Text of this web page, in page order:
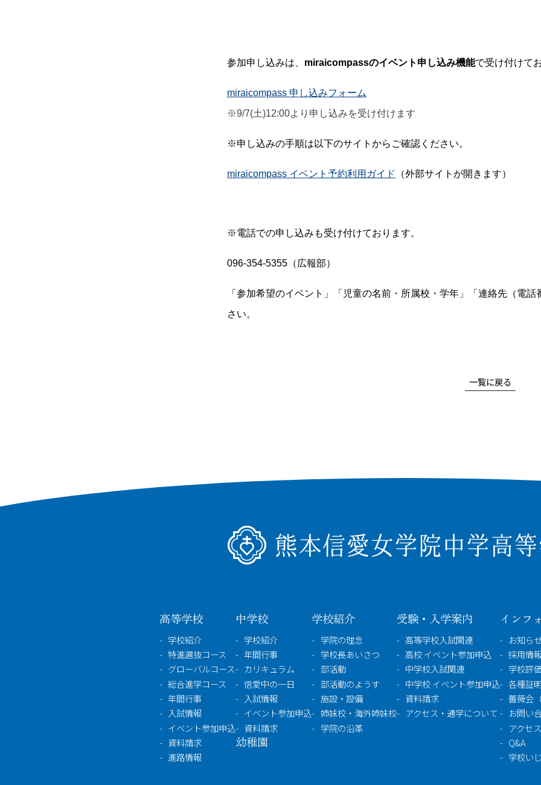
参加申し込みは、 miraicompassのイベント申し込み機能で受け付けて
miraicompass 申し込みフォーム
※9/7(土)12:00より申し込みを受け付けます
※申し込みの手順は以下のサイトからご確認ください。
miraicompass イベント予約利用ガイド （外部サイトが開きます）
※電話での申し込みも受け付けております。
096-354-5355（広報部）
「参加希望のイベント」「児童の名前・所属校・学年」「連絡先（電
さい。
一覧に戻る
高等学校
学校紹介
特進選抜コース
グローバルコース
総合進学コース
年間行事
入試情報
イベント参加申込
資料請求
進路情報
中学校
学校紹介
年間行事
カリキュラム
信愛中の一日
入試情報
イベント参加申込
資料請求
幼稚園
学校紹介
学院の理念
学校長あいさつ
部活動
部活動のようす
施設・設備
姉妹校・海外姉妹校
学院の沿革
受験・入学案内
高等学校入試関連
高校 イベント参加申込
中学校入試関連
中学校 イベント参加申込
資料請求
アクセス・通学について
インフ
お知ら
採用情
学校評
各種証
薔薇会
お問い
アクセス
Q&A
学校い
幼稚園
学
〒860-8557 熊本市中央区上林町3-18 TEL： 096-354-5355